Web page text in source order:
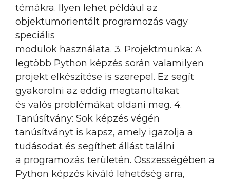
témákra. Ilyen lehet például az
objektumorientált programozás vagy
speciális
modulok használata. 3. Projektmunka: A
legtöbb Python képzés során valamilyen
projekt elkészítése is szerepel. Ez segít
gyakorolni az eddig megtanultakat
és valós problémákat oldani meg. 4.
Tanúsítvány: Sok képzés végén
tanúsítványt is kapsz, amely igazolja a
tudásodat és segíthet állást találni
a programozás területén. Összességében a
Python képzés kiváló lehetőség arra,